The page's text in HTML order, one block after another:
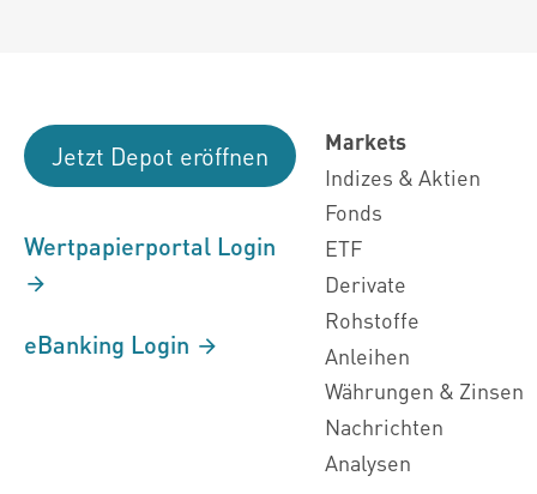
Jetzt Depot eröffnen
Wertpapierportal Login
eBanking Login
Markets
Indizes & Aktien
Fonds
ETF
Derivate
Rohstoffe
Anleihen
Währungen & Zinsen
Nachrichten
Analysen